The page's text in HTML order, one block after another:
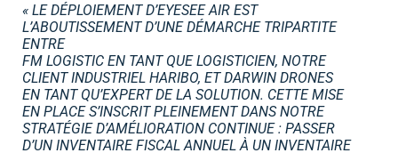
« LE DÉPLOIEMENT D’EYESEE AIR EST
L’ABOUTISSEMENT D’UNE DÉMARCHE TRIPARTITE
ENTRE
FM LOGISTIC EN TANT QUE LOGISTICIEN, NOTRE
CLIENT INDUSTRIEL HARIBO, ET DARWIN DRONES
EN TANT QU’EXPERT DE LA SOLUTION. CETTE MISE
EN PLACE S’INSCRIT PLEINEMENT DANS NOTRE
STRATÉGIE D’AMÉLIORATION CONTINUE : PASSER
D’UN INVENTAIRE FISCAL ANNUEL À UN INVENTAIRE